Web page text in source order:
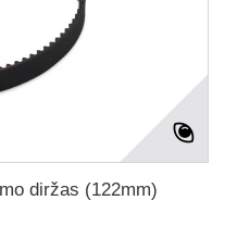
diržas (122mm)